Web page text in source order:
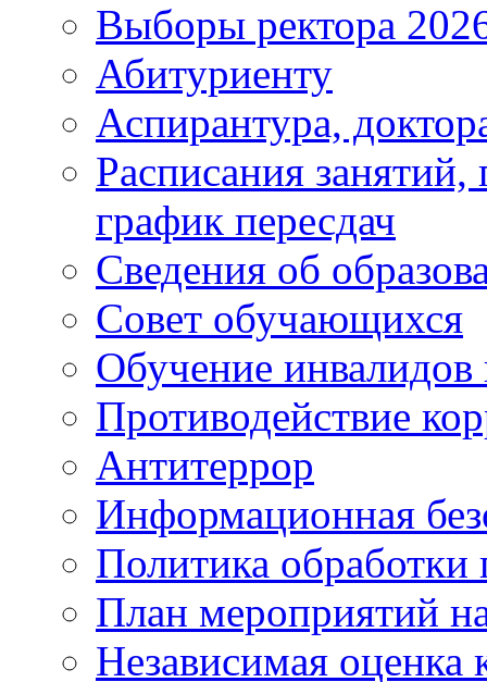
Выборы ректора
Абитуриенту
Аспирантура,
Расписания
график пересдач
Сведения об
Совет обучающихся
Обучение
Противодействие
Антитеррор
Информационная
Политика
План мероприятий
Независимая оценка